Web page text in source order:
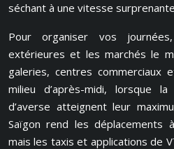
séchant à une vitesse
Pour organiser vos
extérieures et les marchés le
galeries, centres commerciaux
milieu d’après-midi, lorsque
d’averse atteignent leur
Saïgon rend les déplacements
mais les taxis et applications de